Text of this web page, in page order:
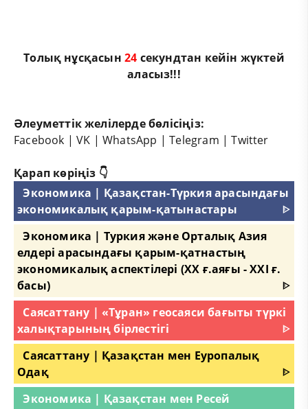
Толық нұсқасын23 секундтан кейін жүктей
аласыз!!!
Әлеуметтік желілерде бөлісіңіз:
Facebook |VK |WhatsApp |Telegram |Twitter
Қарап көріңіз 👇
Экономика | Қазақстан-Түркия арасындағы
экономикалық қарым-қатынастары
ᐈ
Экономика | Туркия және Орталық Азия
елдері арасындағы қарым-қатнастың
экономикалық аспектілері (XX ғ.аяғы - XXI ғ.
басы)
ᐈ
Саясаттану | «Тұран» геосаяси бағыты түркі
халықтарының бірлестігі
ᐈ
Саясаттану | Қазақстан мен Еуропалық
Одақ
ᐈ
Экономика | Қазақстан мен Ресей